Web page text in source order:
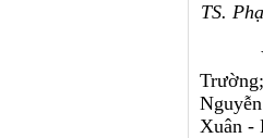
TS.
Xuân -